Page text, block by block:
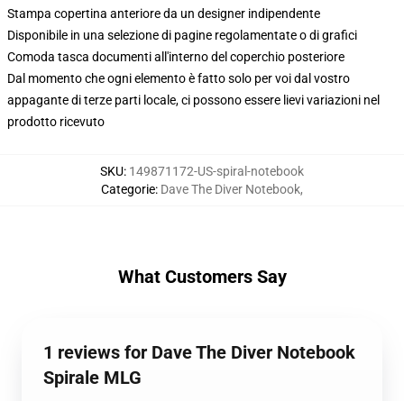
Stampa copertina anteriore da un designer indipendente
Disponibile in una selezione di pagine regolamentate o di grafici
Comoda tasca documenti all'interno del coperchio posteriore
Dal momento che ogni elemento è fatto solo per voi dal vostro
appagante di terze parti locale, ci possono essere lievi variazioni nel
prodotto ricevuto
SKU: 149871172-US-spiral-notebook
Categorie: Dave The Diver Notebook,
What Customers Say
1 reviews for Dave The Diver Notebook
Spirale MLG